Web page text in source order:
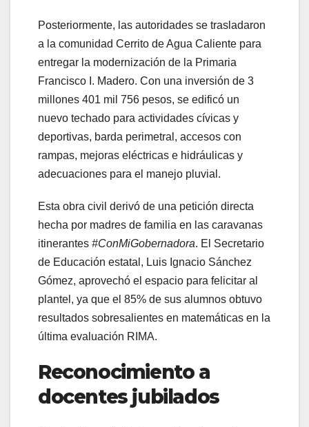
Posteriormente, las autoridades se trasladaron
a la comunidad Cerrito de Agua Caliente para
entregar la modernización de la Primaria
Francisco I. Madero. Con una inversión de 3
millones 401 mil 756 pesos, se edificó un
nuevo techado para actividades cívicas y
deportivas, barda perimetral, accesos con
rampas, mejoras eléctricas e hidráulicas y
adecuaciones para el manejo pluvial.
Esta obra civil derivó de una petición directa
hecha por madres de familia en las caravanas
itinerantes #ConMiGobernadora. El Secretario
de Educación estatal, Luis Ignacio Sánchez
Gómez, aprovechó el espacio para felicitar al
plantel, ya que el 85% de sus alumnos obtuvo
resultados sobresalientes en matemáticas en la
última evaluación RIMA.
Reconocimiento a
docentes jubilados